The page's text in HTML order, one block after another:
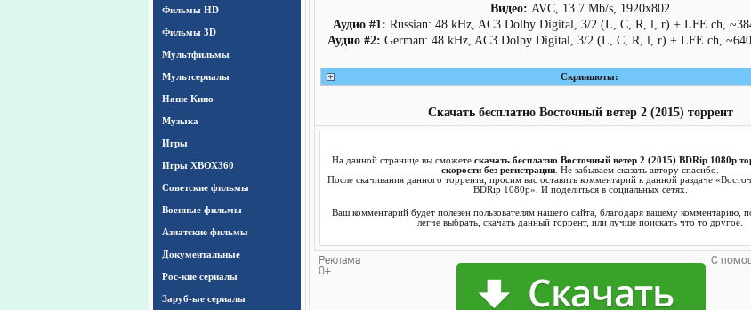
Фильмы HD
Фильмы 3D
Мультфильмы
Мультсериалы
Наше Кино
Музыка
Игры
Игры ХВОХ360
Cоветские фильмы
Военные фильмы
Азиатские фильмы
Документальные
Рос-кие сериалы
Заруб-ые сериалы
Видео: AVC, 13.7 Mb/s, 1920x802
Аудио #1: Russian: 48 kHz, AC3 Dolby Digital, 3/2 (L, C, R, l, r) + LFE ch,
Аудио #2: German: 48 kHz, AC3 Dolby Digital, 3/2 (L, C, R, l, r) + LFE ch,
Скриншоты:
Скачать бесплатно Восточный ветер 2 (2015) торрент
На данной странице вы сможете скачать бесплатно Восточный ветер 2 (2015) BDRip 1080p
скорости без регистрации . Не забываем сказать автору спасибо.
После скачивания данного торрента, просим вас оставить комментарий к данной раздаче
BDRip 1080p». И поделиться в социальных сетях.
Ваш комментарий будет полезен пользователям нашего сайта, благодаря вашему комментарию,
легче выбрать, скачать данный торрент, или лучше поискать что то другое.